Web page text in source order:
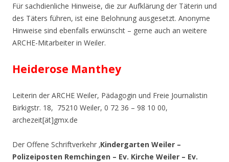
Für sachdienliche Hinweise, die zur Aufklärung der Täterin und
des Täters führen, ist eine Belohnung ausgesetzt. Anonyme
Hinweise sind ebenfalls erwünscht – gerne auch an weitere
ARCHE-Mitarbeiter in Weiler.
Heiderose Manthey
Leiterin der ARCHE Weiler, Pädagogin und Freie Journalistin
Birkigstr. 18, 75210 Weiler, 0 72 36 – 98 10 00,
archezeit[ät]gmx.de
Der Offene Schriftverkehr ‚Kindergarten Weiler –
Polizeiposten Remchingen – Ev. Kirche Weiler – Ev.